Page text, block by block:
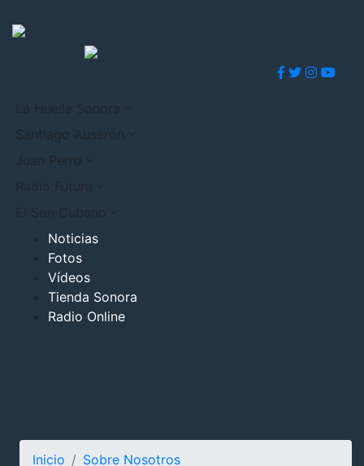
La Huella Sonora
Santiago Auserón
Juan Perro
Radio Futura
El Son Cubano
Noticias
Fotos
Vídeos
Tienda Sonora
Radio Online
Inicio Sobre Nosotros